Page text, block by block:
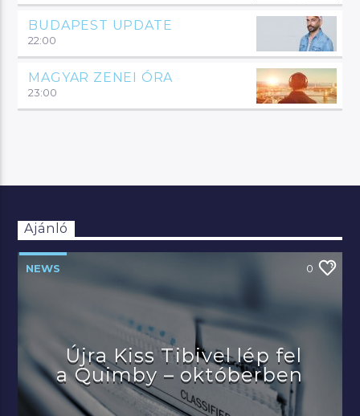
BUDAPEST UPDATE
22:00
MAGYAR ZENEI ÓRA
23:00
Ajánló
NEWS 0
Újra Kiss Tibivel lép fel
a Quimby – októberben